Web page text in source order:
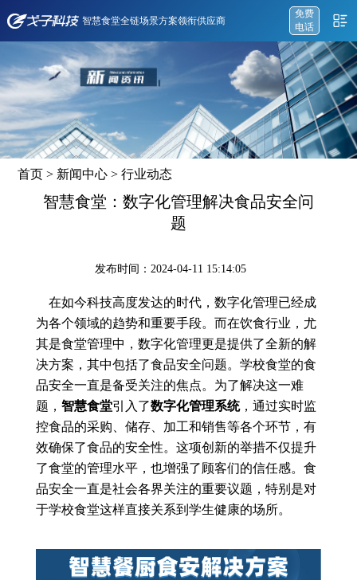
智慧食堂全链场景方案领衔供应商
免费
电话
首页 > 新闻中心 >行业动态
智慧食堂：数字化管理解决食品安全问
题
发布时间：2024-04-11 15:14:05
在如今科技高度发达的时代，数字化管理已经成
为各个领域的趋势和重要手段。而在饮食行业，尤
其是食堂管理中，数字化管理更是提供了全新的解
决方案，其中包括了食品安全问题。学校食堂的食
品安全一直是备受关注的焦点。为了解决这一难
题， 智慧食堂引入了数字化管理系统，通过实时监
控食品的采购、储存、加工和销售等各个环节，有
效确保了食品的安全性。这项创新的举措不仅提升
了食堂的管理水平，也增强了顾客们的信任感。食
品安全一直是社会各界关注的重要议题，特别是对
于学校食堂这样直接关系到学生健康的场所。